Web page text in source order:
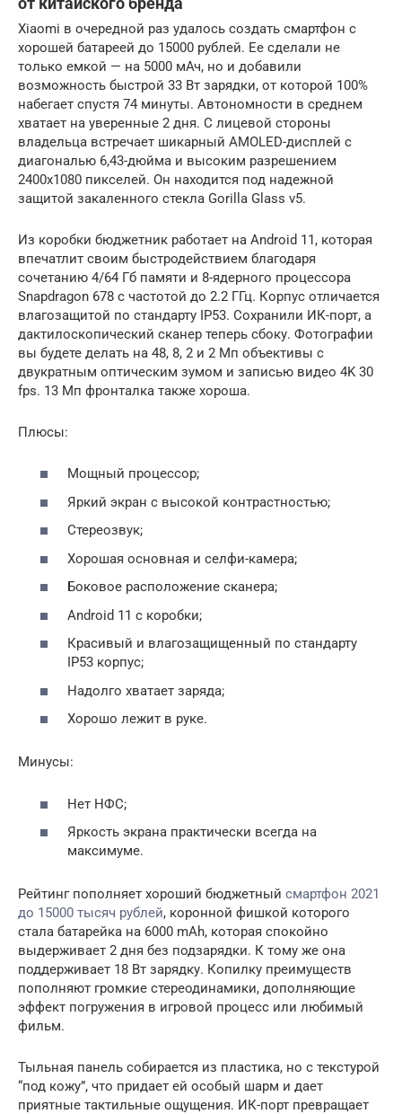
Xiaomi в очередной раз удалось создать смартфон с
хорошей батареей до 15000 рублей. Ее сделали не
только емкой — на 5000 мАч, но и добавили
возможность быстрой 33 Вт зарядки, от которой 100%
набегает спустя 74 минуты. Автономности в среднем
хватает на уверенные 2 дня. С лицевой стороны
владельца встречает шикарный AMOLED-дисплей с
диагональю 6,43-дюйма и высоким разрешением
2400х1080 пикселей. Он находится под надежной
защитой закаленного стекла Gorilla Glass v5.
Из коробки бюджетник работает на Android 11, которая
впечатлит своим быстродействием благодаря
сочетанию 4/64 Гб памяти и 8-ядерного процессора
Snapdragon 678 с частотой до 2.2 ГГц. Корпус отличается
влагозащитой по стандарту IP53. Сохранили ИК-порт, а
дактилоскопический сканер теперь сбоку. Фотографии
вы будете делать на 48, 8, 2 и 2 Мп объективы с
двукратным оптическим зумом и записью видео 4K 30
fps. 13 Мп фронталка также хороша.
Плюсы:
Мощный процессор;
Яркий экран с высокой контрастностью;
Стереозвук;
Хорошая основная и селфи-камера;
Боковое расположение сканера;
Android 11 с коробки;
Красивый и влагозащищенный по стандарту
IP53 корпус;
Надолго хватает заряда;
Хорошо лежит в руке.
Минусы:
Нет НФС;
Яркость экрана практически всегда на
максимуме.
Рейтинг пополняет хороший бюджетный смартфон 2021
до 15000 тысяч рублей, коронной фишкой которого
стала батарейка на 6000 mAh, которая спокойно
выдерживает 2 дня без подзарядки. К тому же она
поддерживает 18 Вт зарядку. Копилку преимуществ
пополняют громкие стереодинамики, дополняющие
эффект погружения в игровой процесс или любимый
фильм.
Тыльная панель собирается из пластика, но с текстурой
“под кожу”, что придает ей особый шарм и дает
приятные тактильные ощущения. ИК-порт превращает